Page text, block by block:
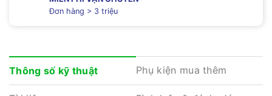
Đơn hàng > 3 triệu
Thông số kỹ thuật Phụ kiện mua thêm